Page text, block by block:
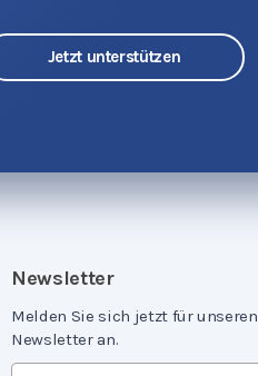
Jetzt unterstützen
Newsletter
Melden Sie sich jetzt für unseren
Newsletter an.